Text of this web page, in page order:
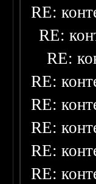
RE:
RE:
RE:
RE:
RE:
RE:
RE:
RE: